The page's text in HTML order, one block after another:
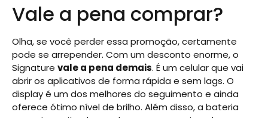
Vale a pena comprar?
Olha, se você perder essa promoção, certamente
pode se arrepender. Com um desconto enorme, o
Signature vale a pena demais. É um celular que vai
abrir os aplicativos de forma rápida e sem lags. O
display é um dos melhores do seguimento e ainda
oferece ótimo nível de brilho. Além disso, a bateria